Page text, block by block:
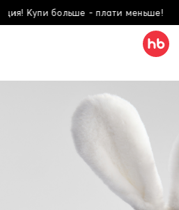
Купи больше - плати меньше!